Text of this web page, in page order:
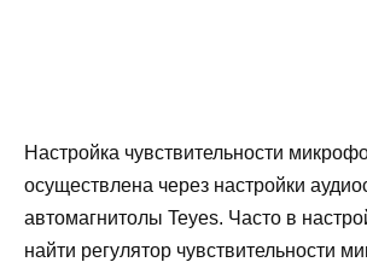
Настройка чувствительности
осуществлена через настройки
автомагнитолы Teyes. Часто в
найти регулятор чувствительности